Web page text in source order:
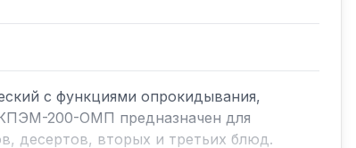
с функциями опрокидывания,
200-ОМП предназначен для
десертов, вторых и третьих блюд.